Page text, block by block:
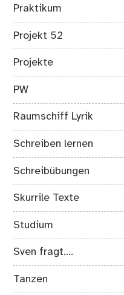
Praktikum
Projekt 52
Projekte
PW
Raumschiff Lyrik
Schreiben lernen
Schreibübungen
Skurrile Texte
Studium
Sven fragt….
Tanzen